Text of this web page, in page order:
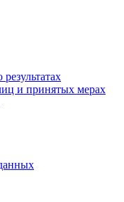
и принятых мерах